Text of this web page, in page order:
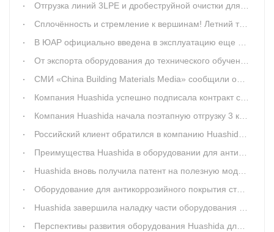
Отгрузка линий 3LPE и дробеструйной очистки для Линьи
Сплочённость и стремление к вершинам! Летний тимбилдинг компании Qingdao Huashida успешно завершён
В ЮАР официально введена в эксплуатацию еще одна линия по производству антикоррозийного 3PE-покрытия для стальных труб от Huashida
От экспорта оборудования до технического обучения: Qingdao Huashida предоставляет дополнительные услуги для клиентов из ЮАР
СМИ «China Building Materials Media» сообщили об отправке оборудования Qingdao Huashida для 3PE-антикоррозийного покрытия стальных труб в Казахстан
Компания Huashida успешно подписала контракт с клиентом из Тяньцзиня на поставку линии для производства труб в ППУ изоляции модели 1155-2000
Компания Huashida начала поэтапную отгрузку 3 комплектов оборудования для производства теплоизоляционных труб, изготовленных по заказу клиента из Чанчуня
Российский клиент обратился в компанию Huashida с просьбой о дополнительном заказе оборудования для производства двустенных гофрированных труб
Преимущества Huashida в оборудовании для антикоррозийного покрытия стальных труб 3PE: технологическое превосходство и комплексное обеспечение
Huashida вновь получила патент на полезную модель: «Машина для обрезки торцов полиуретановых труб»
Оборудование для антикоррозийного покрытия стальных труб 3LPE модели 1520 от компании Huashida: 10 грузовиков отправлены в Казахстан за 2 дня.
Huashida завершила наладку части оборудования для удаления ржавчины на линии 3PE-антикоррозийного покрытия в Южной Африке
Перспективы развития оборудования Huashida для 3PE и эпоксидной антикоррозийной защиты труб в глобальном масштабе